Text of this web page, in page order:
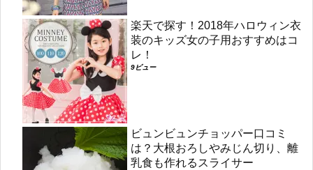
楽天で探す！2018年ハロウィン衣
装のキッズ女の子用おすすめはコ
レ！
9ビュー
ビュンビュンチョッパー口コミ
は？大根おろしやみじん切り、離
乳食も作れるスライサー